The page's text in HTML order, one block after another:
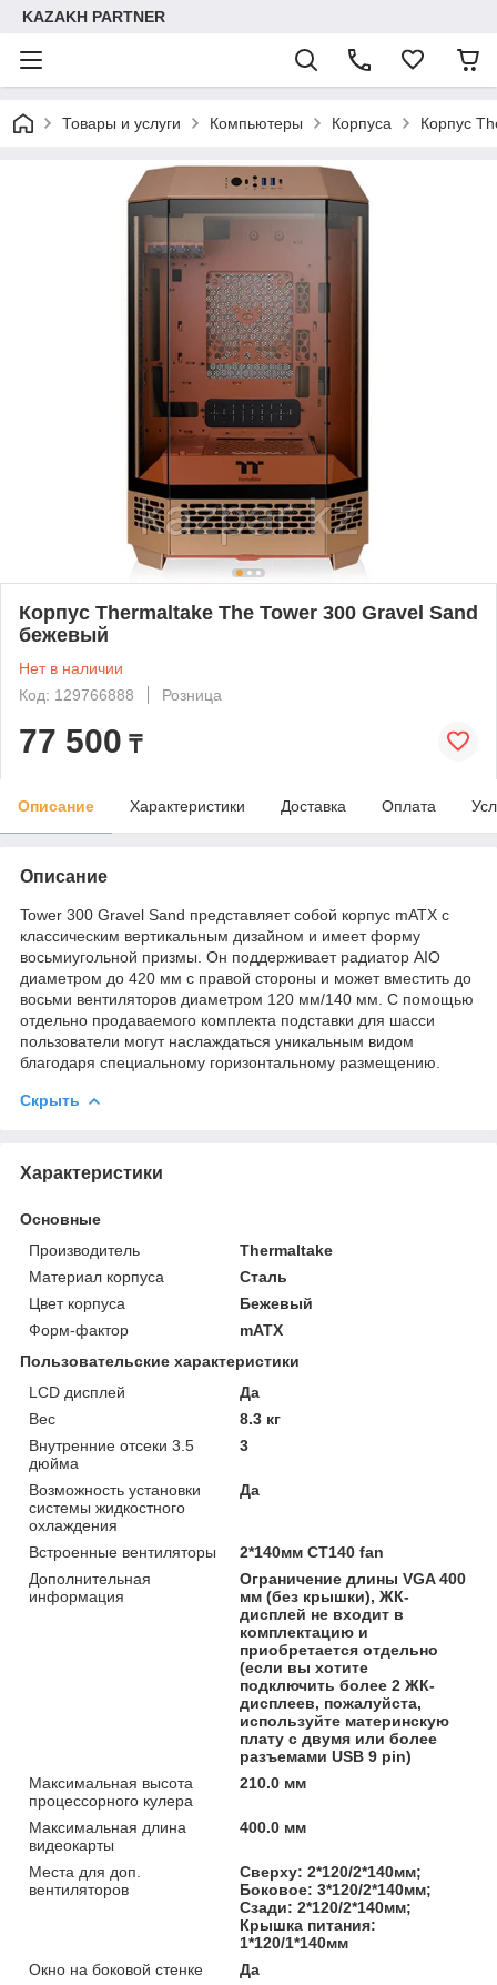
KAZAKH PARTNER
Товары и услуги Компьютеры Корпуса Корпус
Корпус Thermaltake The Tower 300 Gravel Sand
бежевый
Нет в наличии
Код: 129766888
Розница
77 500 ₸
Описание Характеристики Доставка Оплата
Описание
Tower 300 Gravel Sand представляет собой корпус mATX с
классическим вертикальным дизайном и имеет форму
восьмиугольной призмы. Он поддерживает радиатор AIO
диаметром до 420 мм с правой стороны и может вместить до
восьми вентиляторов диаметром 120 мм/140 мм. С помощью
отдельно продаваемого комплекта подставки для шасси
пользователи могут наслаждаться уникальным видом
благодаря специальному горизонтальному размещению.
Скрыть
Характеристики
Основные
Производитель
Thermaltake
Материал корпуса
Сталь
Цвет корпуса
Бежевый
Форм-фактор
mATX
Пользовательские характеристики
LCD дисплей
Да
Вес
8.3 кг
Внутренние отсеки 3.5
дюйма
3
Возможность установки
системы жидкостного
охлаждения
Да
Встроенные вентиляторы
2*140мм CT140 fan
Дополнительная
информация
Ограничение длины VGA 400
мм (без крышки), ЖК-
дисплей не входит в
комплектацию и
приобретается отдельно
(если вы хотите
подключить более 2 ЖК-
дисплеев, пожалуйста,
используйте материнскую
плату с двумя или более
разъемами USB 9 pin)
Максимальная высота
процессорного кулера
210.0 мм
Максимальная длина
видеокарты
400.0 мм
Места для доп.
вентиляторов
Сверху: 2*120/2*140мм;
Боковое: 3*120/2*140мм;
Сзади: 2*120/2*140мм;
Крышка питания:
1*120/1*140мм
Окно на боковой стенке
Да